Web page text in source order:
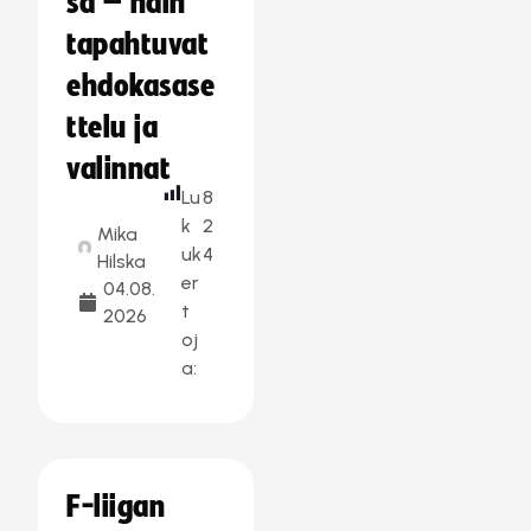
tapahtuvat
ehdokasase
ttelu ja
valinnat
Mika
Hilska
04.08.
2026
Lu
k
uk
er
t
oj
a:
8
2
4
F-liigan